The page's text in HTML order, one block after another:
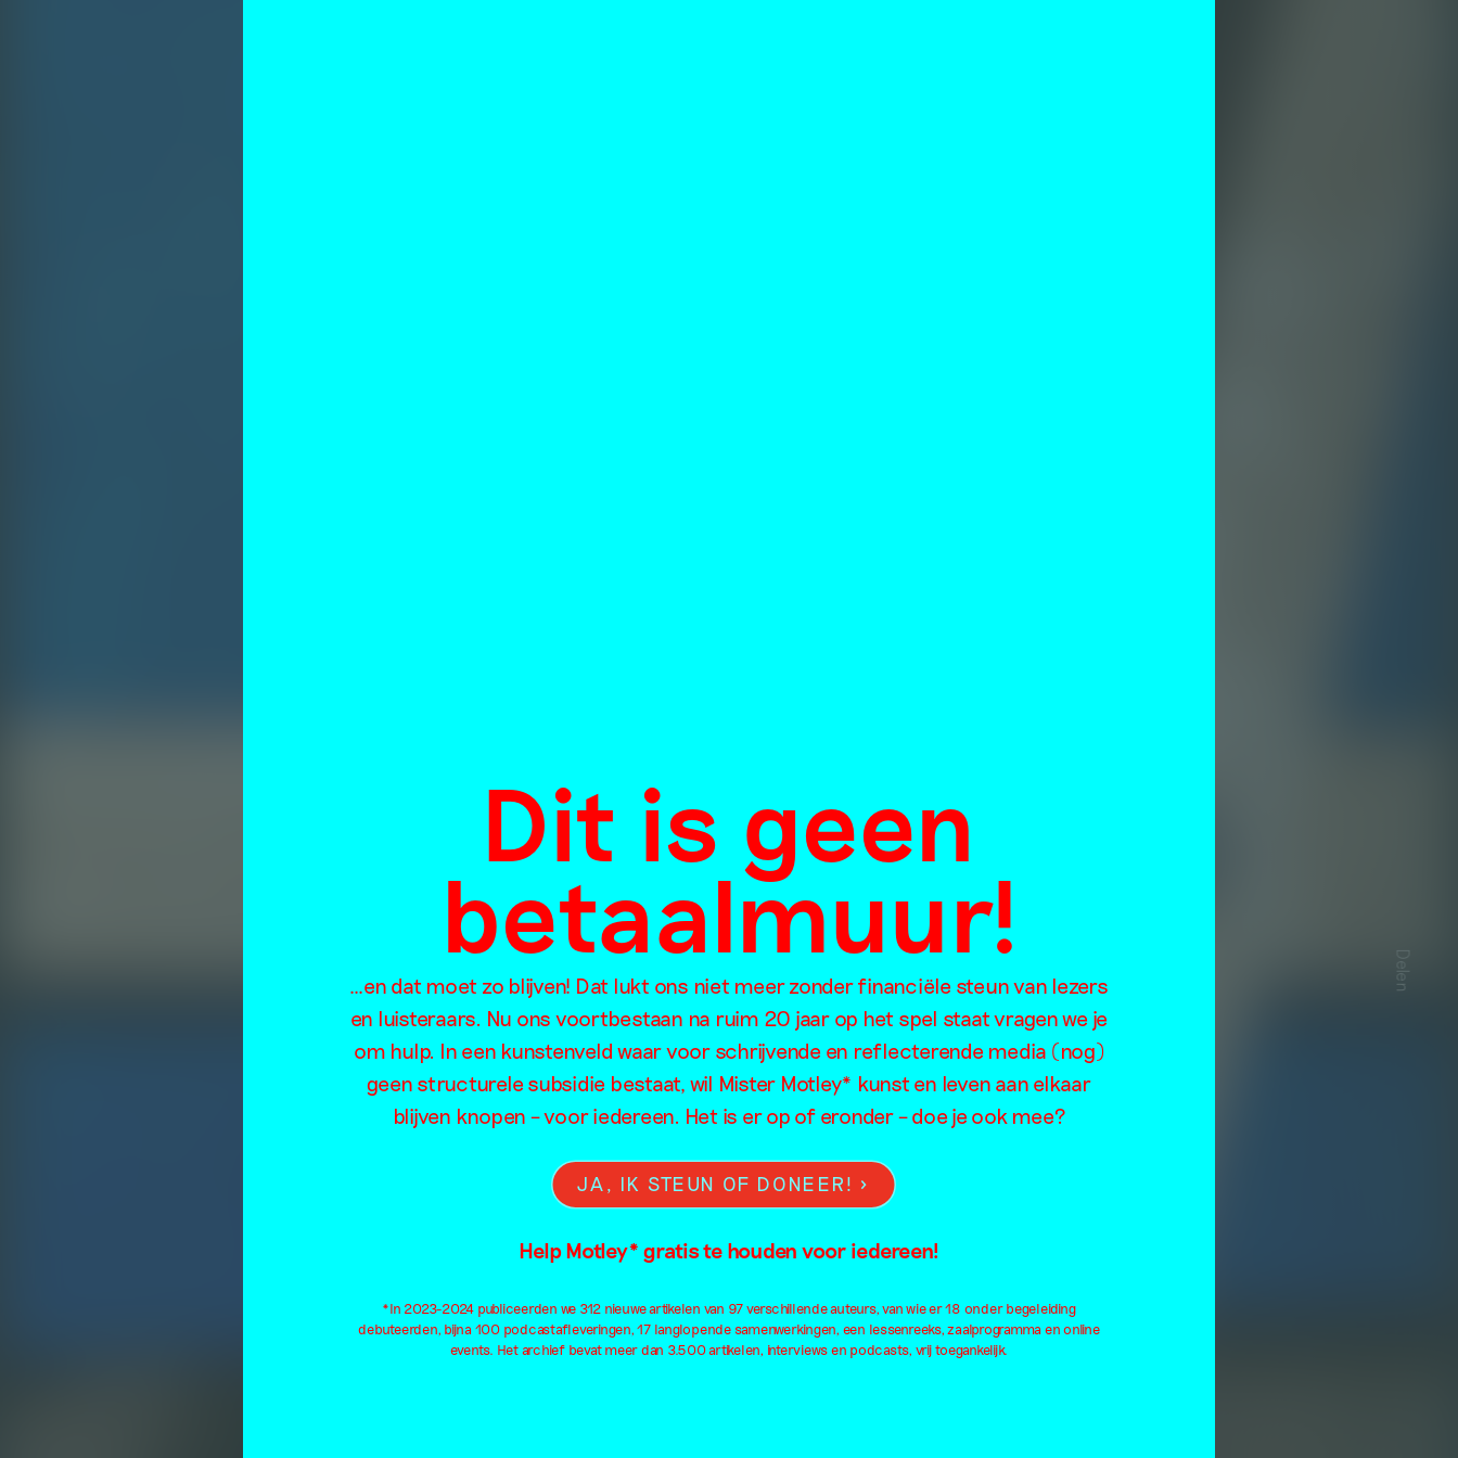
Dit is geen
betaalmuur!
…en dat moet zo blijven! Dat lukt ons niet meer zonder financiële steun van lezers
en luisteraars. Nu ons voortbestaan na ruim 20 jaar op het spel staat vragen we je
om hulp. In een kunstenveld waar voor schrijvende en reflecterende media (nog)
geen structurele subsidie bestaat, wil Mister Motley* kunst en leven aan elkaar
blijven knopen – voor iedereen. Het is er op of eronder – doe je ook mee?
JA, IK STEUN OF DONEER!
Help Motley* gratis te houden voor iedereen!
*In 2023-2024 publiceerden we 312 nieuwe artikelen van 97 verschillende auteurs, van wie er 18 onder begeleiding
debuteerden, bijna 100 podcastafleveringen, 17 langlopende samenwerkingen, een lessenreeks, zaalprogramma en online
events. Het archief bevat meer dan 3.500 artikelen, interviews en podcasts, vrij toegankelijk.
Delen